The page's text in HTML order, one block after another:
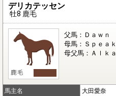
デリカテッセン
牡8 鹿毛
父馬：Ｄａｗｎ
母馬：Ｓｐｅａ
母父馬：Ａｌｋ
馬主名
大田愛奈